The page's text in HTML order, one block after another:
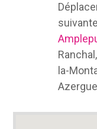
la-